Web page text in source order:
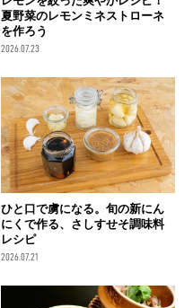
夏野菜のレモンミネストローネ
を作ろう
2026.07.23
ひと口で虜になる。旬の新にん
にくで作る、さしすせそ調味料
レシピ
2026.07.21